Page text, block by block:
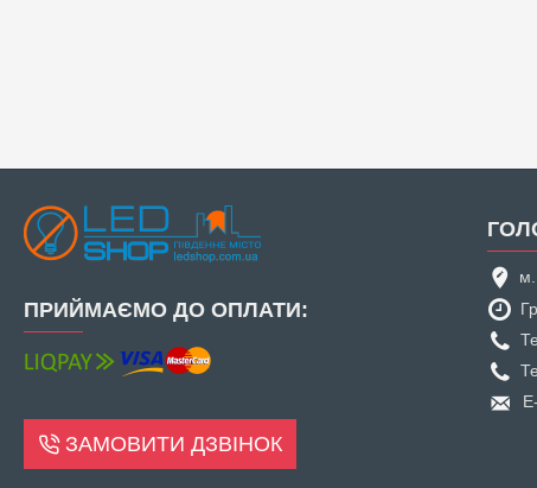
ПРИЙМАЄМО ДО ОПЛАТИ:
ЗАМОВИТИ ДЗВІНОК
м.